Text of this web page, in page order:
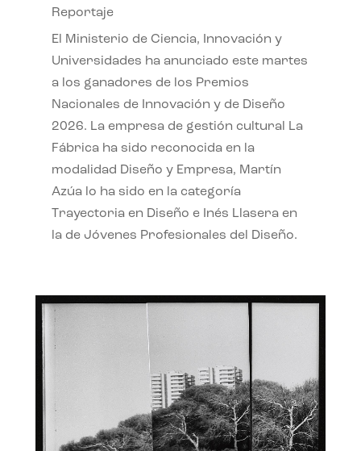
Reportaje
El Ministerio de Ciencia, Innovación y
Universidades ha anunciado este martes
a los ganadores de los Premios
Nacionales de Innovación y de Diseño
2026. La empresa de gestión cultural La
Fábrica ha sido reconocida en la
modalidad Diseño y Empresa, Martín
Azúa lo ha sido en la categoría
Trayectoria en Diseño e Inés Llasera en
la de Jóvenes Profesionales del Diseño.